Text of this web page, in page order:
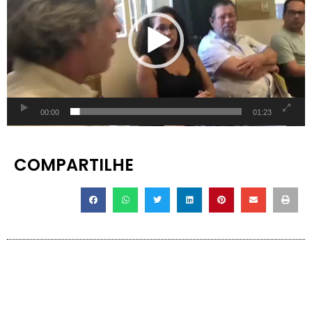
vídeo
00:00 01:23
COMPARTILHE